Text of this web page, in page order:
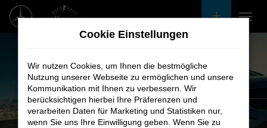
Zum
Cookie Einstellungen
Wir nutzen Cookies, um Ihnen die bestmögliche
Nutzung unserer Webseite zu ermöglichen und unsere
Kommunikation mit Ihnen zu verbessern. Wir
berücksichtigen hierbei Ihre Präferenzen und
verarbeiten Daten für Marketing und Statistiken nur,
wenn Sie uns Ihre Einwilligung geben. Wenn Sie zu